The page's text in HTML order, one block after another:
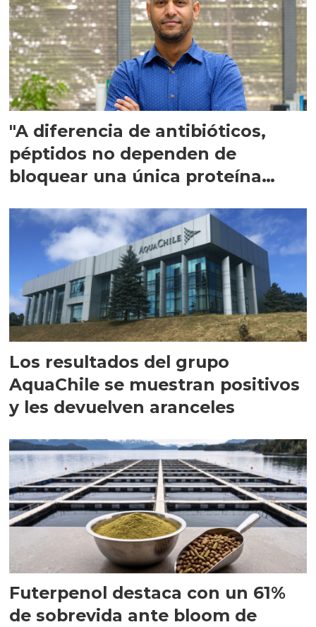
"A diferencia de antibióticos,
péptidos no dependen de
bloquear una única proteína
Los resultados del grupo
AquaChile se muestran positivos
y les devuelven aranceles
Futerpenol destaca con un 61%
de sobrevida ante bloom de